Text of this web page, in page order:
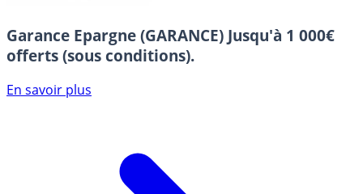
Garance Epargne (GARANCE) Jusqu'à 1 000€
offerts (sous conditions).
En savoir plus